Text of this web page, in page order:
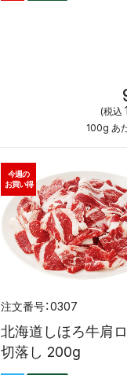
(税込
100g あ
0307
北海道しほろ牛肩
切落し 200g
今週の
お買い得